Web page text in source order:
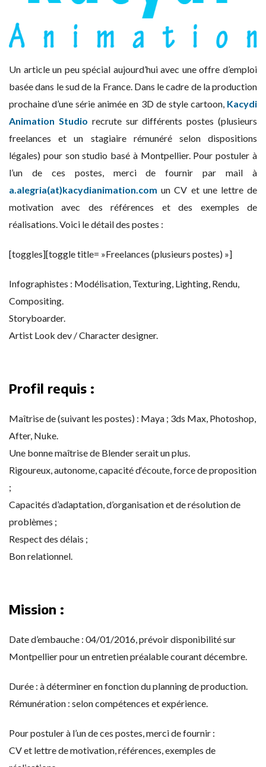
Un article un peu spécial aujourd’hui avec une offre d’emploi
basée dans le sud de la France. Dans le cadre de la production
prochaine d’une série animée en 3D de style cartoon, Kacydi
Animation Studio recrute sur différents postes (plusieurs
freelances et un stagiaire rémunéré selon dispositions
légales) pour son studio basé à Montpellier. Pour postuler à
l’un de ces postes, merci de fournir par mail à
a.alegria(at)kacydianimation.com un CV et une lettre de
motivation avec des références et des exemples de
réalisations. Voici le détail des postes :
[toggles][toggle title= »Freelances (plusieurs postes) »]
Infographistes : Modélisation, Texturing, Lighting, Rendu,
Compositing.
Storyboarder.
Artist Look dev / Character designer.
Profil requis :
Maîtrise de (suivant les postes) : Maya ; 3ds Max, Photoshop,
After, Nuke.
Une bonne maîtrise de Blender serait un plus.
Rigoureux, autonome, capacité d‘écoute, force de proposition
;
Capacités d’adaptation, d’organisation et de résolution de
problèmes ;
Respect des délais ;
Bon relationnel.
Mission :
Date d’embauche : 04/01/2016, prévoir disponibilité sur
Montpellier pour un entretien préalable courant décembre.
Durée : à déterminer en fonction du planning de production.
Rémunération : selon compétences et expérience.
Pour postuler à l’un de ces postes, merci de fournir :
CV et lettre de motivation, références, exemples de